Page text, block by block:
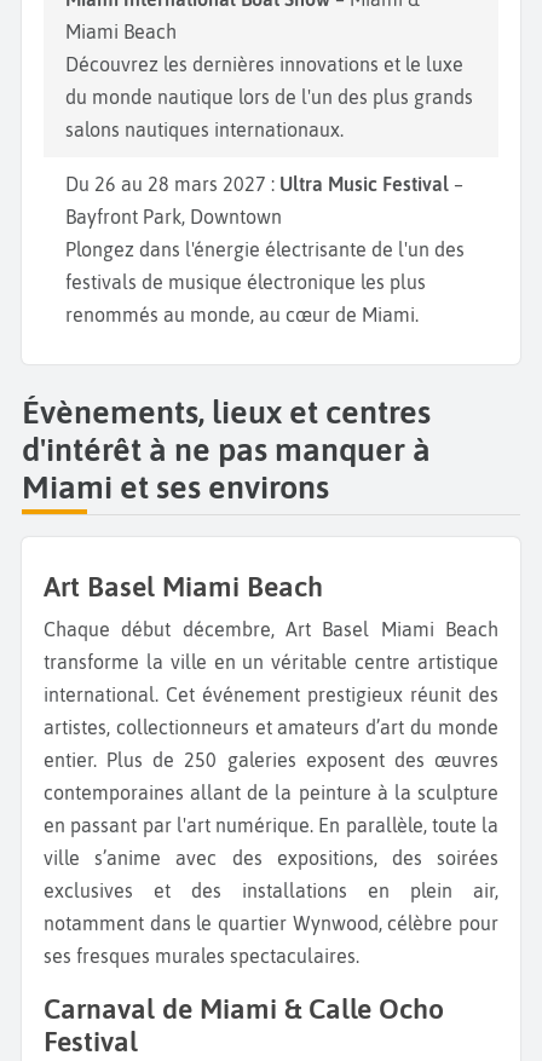
Miami Beach
Découvrez les dernières innovations et le luxe
du monde nautique lors de l'un des plus grands
salons nautiques internationaux.
Du 26 au 28 mars 2027 : Ultra Music Festival –
Bayfront Park, Downtown
Plongez dans l'énergie électrisante de l'un des
festivals de musique électronique les plus
renommés au monde, au cœur de Miami.
Évènements, lieux et centres
d'intérêt à ne pas manquer à
Miami et ses environs
Art Basel Miami Beach
Chaque début décembre, Art Basel Miami Beach
transforme la ville en un véritable centre artistique
international. Cet événement prestigieux réunit des
artistes, collectionneurs et amateurs d’art du monde
entier. Plus de 250 galeries exposent des œuvres
contemporaines allant de la peinture à la sculpture
en passant par l'art numérique. En parallèle, toute la
ville s’anime avec des expositions, des soirées
exclusives et des installations en plein air,
notamment dans le quartier Wynwood, célèbre pour
ses fresques murales spectaculaires.
Carnaval de Miami & Calle Ocho
Festival